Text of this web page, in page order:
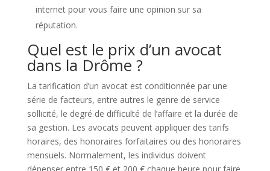
internet pour vous faire une opinion sur sa
réputation.
Quel est le prix d’un avocat
dans la Drôme ?
La tarification d’un avocat est conditionnée par une
série de facteurs, entre autres le genre de service
sollicité, le degré de difficulté de l’affaire et la durée de
sa gestion. Les avocats peuvent appliquer des tarifs
horaires, des honoraires forfaitaires ou des honoraires
mensuels. Normalement, les individus doivent